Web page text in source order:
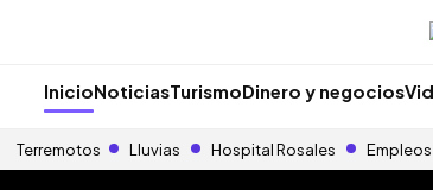
InicioNoticiasTurismoDinero y negocios
Terremotos Lluvias Hospital Rosales